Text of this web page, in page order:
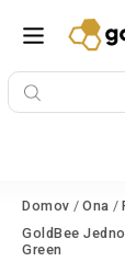
Domov / Ona /
GoldBee
Green